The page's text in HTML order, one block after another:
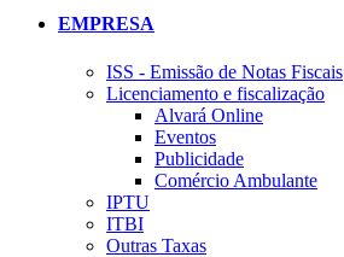
EMPRESA
ISS - Emissão de Notas Fiscais
Licenciamento e fiscalização
Alvará Online
Eventos
Publicidade
Comércio Ambulante
IPTU
ITBI
Outras Taxas